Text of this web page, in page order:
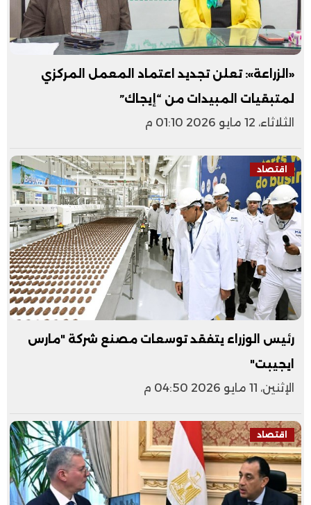
«الزراعة»: تعلن تجديد اعتماد المعمل المركزي
لمتبقيات المبيدات من “إيجاك”
الثلاثاء، 12 مايو 2026 01:10 م
اقتصاد
رئيس الوزراء يتفقد توسعات مصنع شركة "مارس
ايجيبت"
الإثنين، 11 مايو 2026 04:50 م
اقتصاد